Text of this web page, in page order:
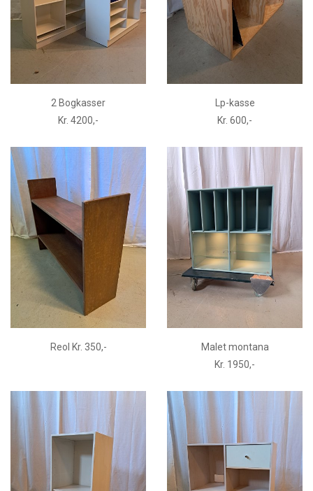
2 Bogkasser
Kr. 4200,-
Lp-kasse
Kr. 600,-
Reol Kr. 350,-
Malet montana
Kr. 1950,-